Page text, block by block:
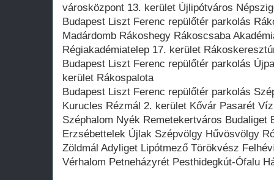
városközpont 13. kerület Újlipótváros
Budapest Liszt Ferenc repülőtér parkolás
Madárdomb Rákoshegy Rákoscsaba
Régiakadémiatelep 17. kerület
Budapest Liszt Ferenc repülőtér parkolás
kerület Rákospalota
Budapest Liszt Ferenc repülőtér parkolás
Kurucles Rézmál 2. kerület Kővár Pasarét
Széphalom Nyék Remetekertváros Budaliget
Erzsébettelek Újlak Szépvölgy Hűvösvölgy
Zöldmál Adyliget Lipótmező Törökvész
Vérhalom Petneházyrét Pesthidegkút-Ófalu